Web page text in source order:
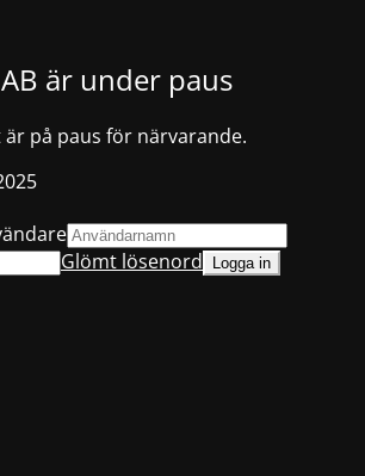
är under paus
på paus för närvarande.
Glömt lösenord